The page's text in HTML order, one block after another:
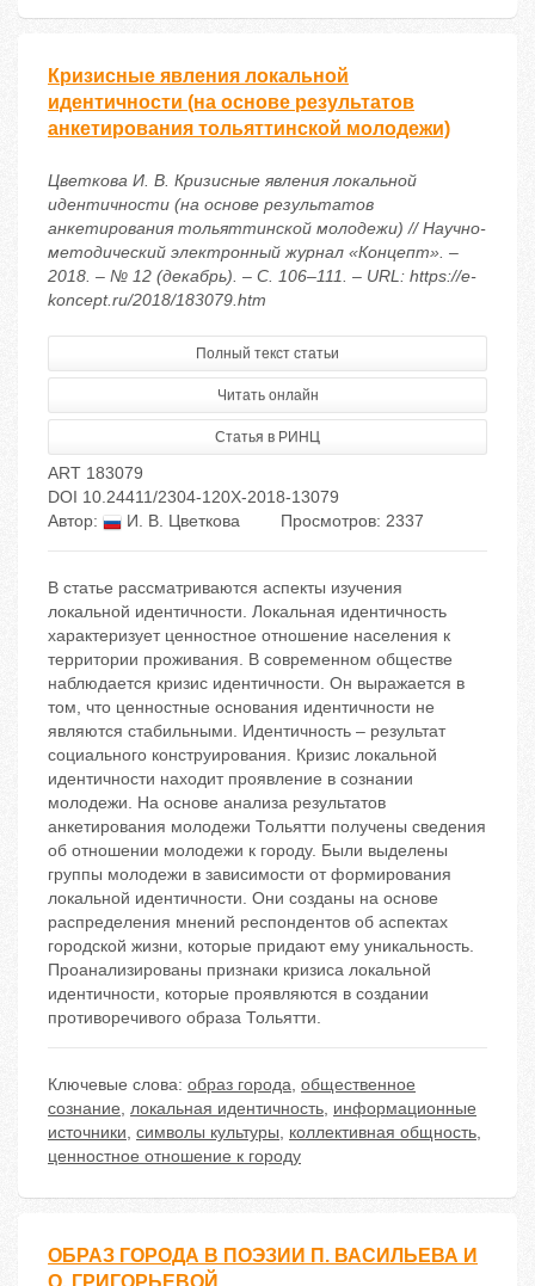
Кризисные явления локальной
идентичности (на основе результатов
анкетирования тольяттинской молодежи)
Цветкова И. В. Кризисные явления локальной
идентичности (на основе результатов
анкетирования тольяттинской молодежи) // Научно-
методический электронный журнал «Концепт». –
2018. – № 12 (декабрь). – С. 106–111. – URL: https://e-
koncept.ru/2018/183079.htm
Полный текст статьи
Читать онлайн
Статья в РИНЦ
ART 183079
DOI 10.24411/2304-120X-2018-13079
Автор:
И. В. Цветкова Просмотров: 2337
В статье рассматриваются аспекты изучения
локальной идентичности. Локальная идентичность
характеризует ценностное отношение населения к
территории проживания. В современном обществе
наблюдается кризис идентичности. Он выражается в
том, что ценностные основания идентичности не
являются стабильными. Идентичность – результат
социального конструирования. Кризис локальной
идентичности находит проявление в сознании
молодежи. На основе анализа результатов
анкетирования молодежи Тольятти получены сведения
об отношении молодежи к городу. Были выделены
группы молодежи в зависимости от формирования
локальной идентичности. Они созданы на основе
распределения мнений респондентов об аспектах
городской жизни, которые придают ему уникальность.
Проанализированы признаки кризиса локальной
идентичности, которые проявляются в создании
противоречивого образа Тольятти.
Ключевые слова: образ города, общественное
сознание, локальная идентичность, информационные
источники, символы культуры, коллективная общность,
ценностное отношение к городу
ОБРАЗ ГОРОДА В ПОЭЗИИ П. ВАСИЛЬЕВА И